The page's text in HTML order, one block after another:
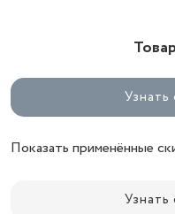
Узнать
Показать применённые
Узнать